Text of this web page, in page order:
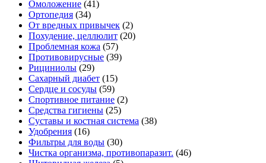
Омоложение (41)
Ортопедия (34)
От вредных привычек (2)
Похудение, целлюлит (20)
Проблемная кожа (57)
Противовирусные (39)
Рициниолы (29)
Сахарный диабет (15)
Сердце и сосуды (59)
Спортивное питание (2)
Средства гигиены (25)
Суставы и костная система (38)
Удобрения (16)
Фильтры для воды (30)
Чистка организма, противопаразит. (46)